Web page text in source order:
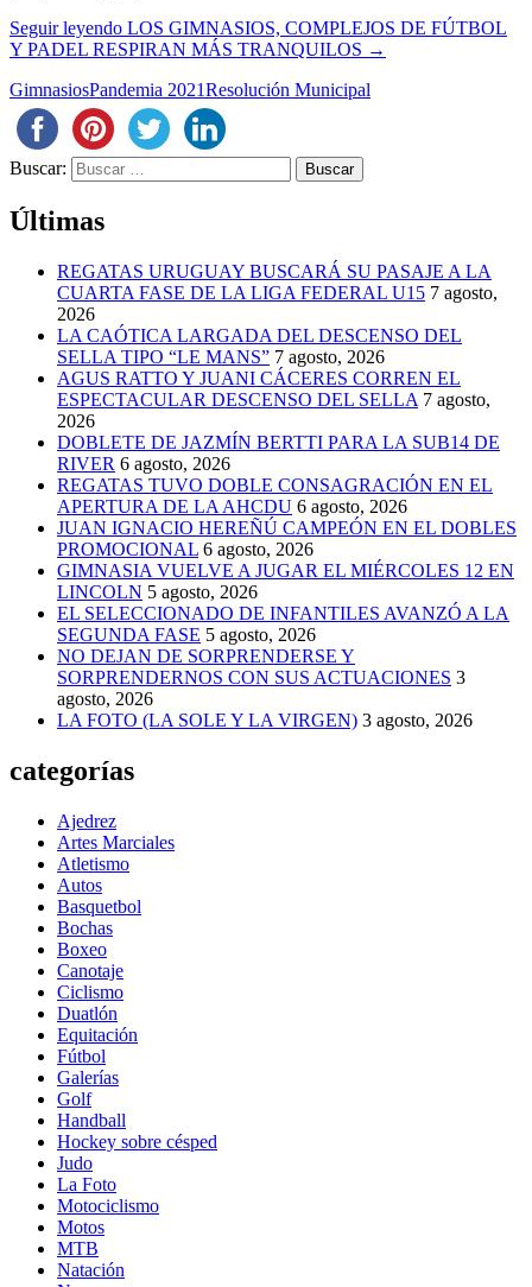
Seguir leyendo LOS GIMNASIOS, COMPLEJOS DE FÚTBOL
Y PADEL RESPIRAN MÁS TRANQUILOS →
GimnasiosPandemia 2021Resolución Municipal
Buscar:
Últimas
REGATAS URUGUAY BUSCARÁ SU PASAJE A LA
CUARTA FASE DE LA LIGA FEDERAL U15 7 agosto,
2026
LA CAÓTICA LARGADA DEL DESCENSO DEL
SELLA TIPO “LE MANS” 7 agosto, 2026
AGUS RATTO Y JUANI CÁCERES CORREN EL
ESPECTACULAR DESCENSO DEL SELLA 7 agosto,
2026
DOBLETE DE JAZMÍN BERTTI PARA LA SUB14 DE
RIVER 6 agosto, 2026
REGATAS TUVO DOBLE CONSAGRACIÓN EN EL
APERTURA DE LA AHCDU 6 agosto, 2026
JUAN IGNACIO HEREÑÚ CAMPEÓN EN EL DOBLES
PROMOCIONAL 6 agosto, 2026
GIMNASIA VUELVE A JUGAR EL MIÉRCOLES 12 EN
LINCOLN 5 agosto, 2026
EL SELECCIONADO DE INFANTILES AVANZÓ A LA
SEGUNDA FASE 5 agosto, 2026
NO DEJAN DE SORPRENDERSE Y
SORPRENDERNOS CON SUS ACTUACIONES 3
agosto, 2026
LA FOTO (LA SOLE Y LA VIRGEN) 3 agosto, 2026
categorías
Ajedrez
Artes Marciales
Atletismo
Autos
Basquetbol
Bochas
Boxeo
Canotaje
Ciclismo
Duatlón
Equitación
Fútbol
Galerías
Golf
Handball
Hockey sobre césped
Judo
La Foto
Motociclismo
Motos
MTB
Natación